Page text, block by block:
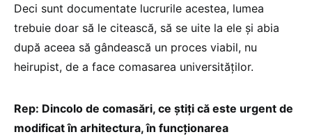
Deci sunt documentate lucrurile acestea, lumea
trebuie doar să le citească, să se uite la ele și abia
după aceea să gândească un proces viabil, nu
heirupist, de a face comasarea universităților.
Rep: Dincolo de comasări, ce știți că este urgent de
modificat în arhitectura, în funcționarea